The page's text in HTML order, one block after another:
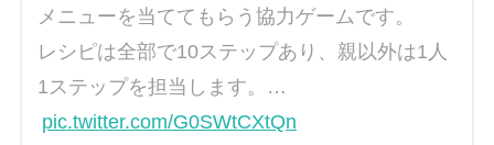
メニューを当ててもらう協力ゲームです。
レシピは全部で10ステップあり、親以外は1人
1ステップを担当します。…
pic.twitter.com/G0SWtCXtQn